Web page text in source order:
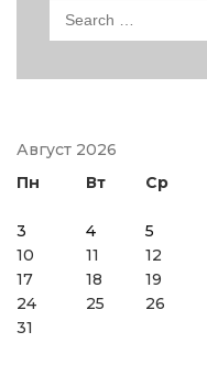
Search
Август 2026
Пн
Вт Ср
3
4 5
10
11 12
17
18 19
24
25 26
31